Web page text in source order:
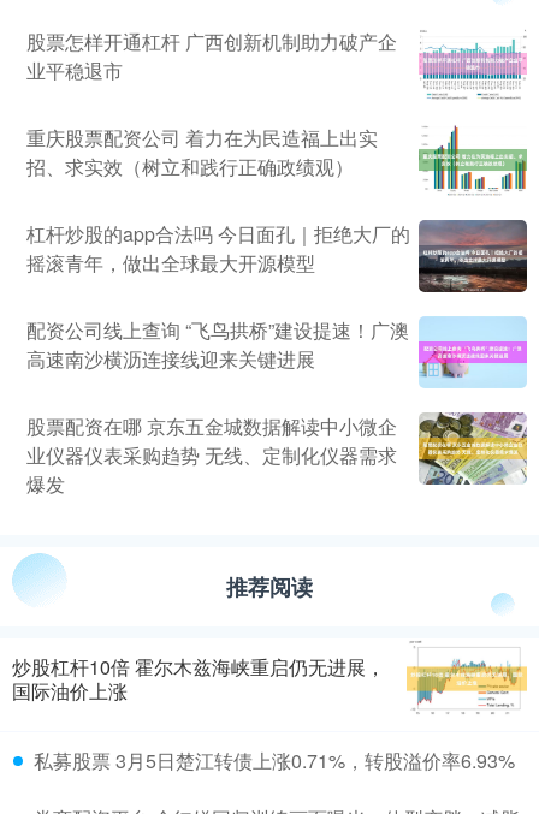
股票怎样开通杠杆 广西创新机制助力破产企
业平稳退市
重庆股票配资公司 着力在为民造福上出实
招、求实效（树立和践行正确政绩观）
杠杆炒股的app合法吗 今日面孔｜拒绝大厂的
摇滚青年，做出全球最大开源模型
配资公司线上查询 “飞鸟拱桥”建设提速！广澳
高速南沙横沥连接线迎来关键进展
股票配资在哪 京东五金城数据解读中小微企
业仪器仪表采购趋势 无线、定制化仪器需求
爆发
推荐阅读
炒股杠杆10倍 霍尔木兹海峡重启仍无进展，
国际油价上涨
私募股票 3月5日楚江转债上涨0.71%，转股溢价率6.93%